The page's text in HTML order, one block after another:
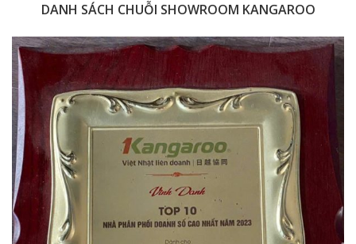
DANH SÁCH CHUỖI SHOWROOM KANGAROO